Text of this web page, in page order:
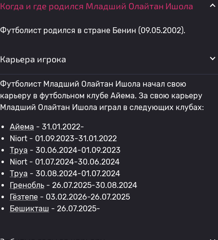
Когда и где родился Младший Олайтан Ишола
Футболист родился в стране Бенин (09.05.2002).
Карьера игрока
Футболист Младший Олайтан Ишола начал свою
карьеру в футбольном клубе Айема. За свою карьеру
Младший Олайтан Ишола играл в следующих клубах:
Айема - 31.01.2022-
Niort - 01.09.2023-31.01.2022
Труа - 30.06.2024-01.09.2023
Niort - 01.07.2024-30.06.2024
Труа - 30.08.2024-01.07.2024
Гренобль - 26.07.2025-30.08.2024
Гёзтепе - 03.02.2026-26.07.2025
Бешикташ - 26.07.2025-